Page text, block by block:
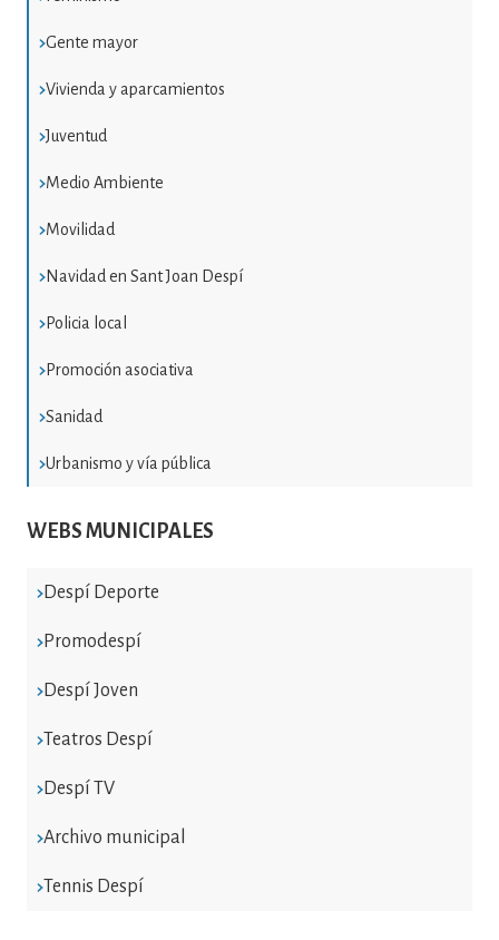
Gente mayor
Vivienda y aparcamientos
Juventud
Medio Ambiente
Movilidad
Navidad en Sant Joan Despí
Policia local
Promoción asociativa
Sanidad
Urbanismo y vía pública
WEBS MUNICIPALES
Despí Deporte
Promodespí
Despí Joven
Teatros Despí
Despí TV
Archivo municipal
Tennis Despí